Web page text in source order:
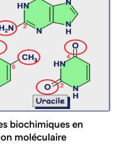
biochimiques en
moléculaire